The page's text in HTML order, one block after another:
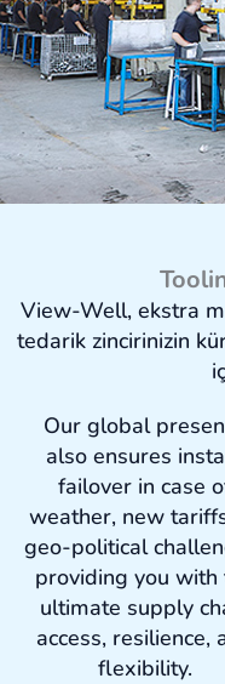
View-Well, ekstra
tedarik zincirinizin
Our global
also ensures
failover in case
weather, new
geo-political
providing you with
ultimate supply
access, resilience,
flexibility.